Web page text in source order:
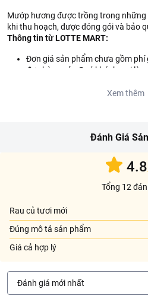
Mướp hương được trồng trong những
khi thu hoạch, được đóng gói và bảo
Thông tin từ LOTTE MART:
Đơn giá sản phẩm chưa gồm
đơn hàng của Quý khách, vui
Chính sách bảo hành sản phẩm
Xem thêm
Đánh Giá
4.8
Tổng 12
Rau củ tươi mới
Đúng mô tả sản phẩm
Giá cả hợp lý
Đánh giá mới nhất